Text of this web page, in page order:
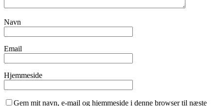
Navn
Email
Hjemmeside
Gem mit navn, e-mail og hjemmeside i denne browser til næste